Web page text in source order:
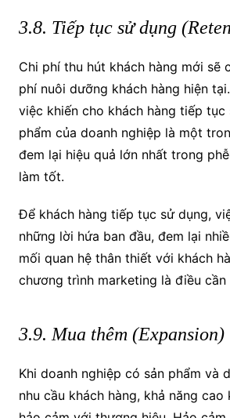
3.8. Tiếp tục sử dụng
Chi phí thu hút khách hàng mới sẽ
phí nuôi dưỡng khách hàng hiện
việc khiến cho khách hàng tiếp tục
phẩm của doanh nghiệp là một
đem lại hiệu quả lớn nhất trong
làm tốt.
Để khách hàng tiếp tục sử dụng,
những lời hứa ban đầu, đem lại
mối quan hệ thân thiết với khách
chương trình marketing là điều cần
3.9. Mua thêm (Expansion)
Khi doanh nghiệp có sản phẩm và
nhu cầu khách hàng, khả năng cao